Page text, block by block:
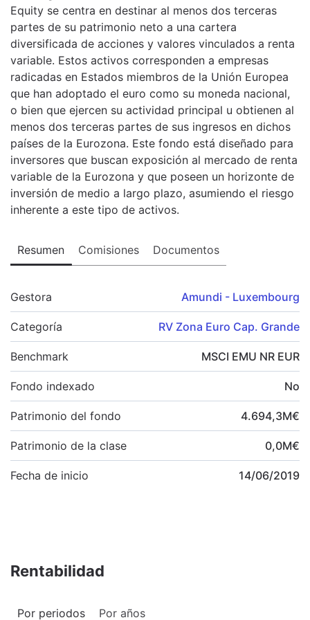
Equity se centra en destinar al menos dos terceras
partes de su patrimonio neto a una cartera
diversificada de acciones y valores vinculados a renta
variable. Estos activos corresponden a empresas
radicadas en Estados miembros de la Unión Europea
que han adoptado el euro como su moneda nacional,
o bien que ejercen su actividad principal u obtienen al
menos dos terceras partes de sus ingresos en dichos
países de la Eurozona. Este fondo está diseñado para
inversores que buscan exposición al mercado de renta
variable de la Eurozona y que poseen un horizonte de
inversión de medio a largo plazo, asumiendo el riesgo
inherente a este tipo de activos.
Resumen Comisiones Documentos
Gestora Amundi - Luxembourg
Categoría RV Zona Euro Cap. Grande
Benchmark MSCI EMU NR EUR
Fondo indexado No
Patrimonio del fondo 4.694,3M€
Patrimonio de la clase 0,0M€
Fecha de inicio 14/06/2019
Rentabilidad
Por periodos Por años